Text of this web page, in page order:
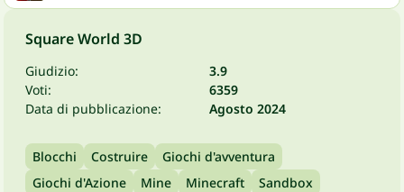
Square World 3D
Giudizio:
3.9
Voti:
6359
Data di pubblicazione:
Agosto 2024
Blocchi Costruire
Giochi d'avventura
Giochi d'Azione
Mine Minecraft Sandbox